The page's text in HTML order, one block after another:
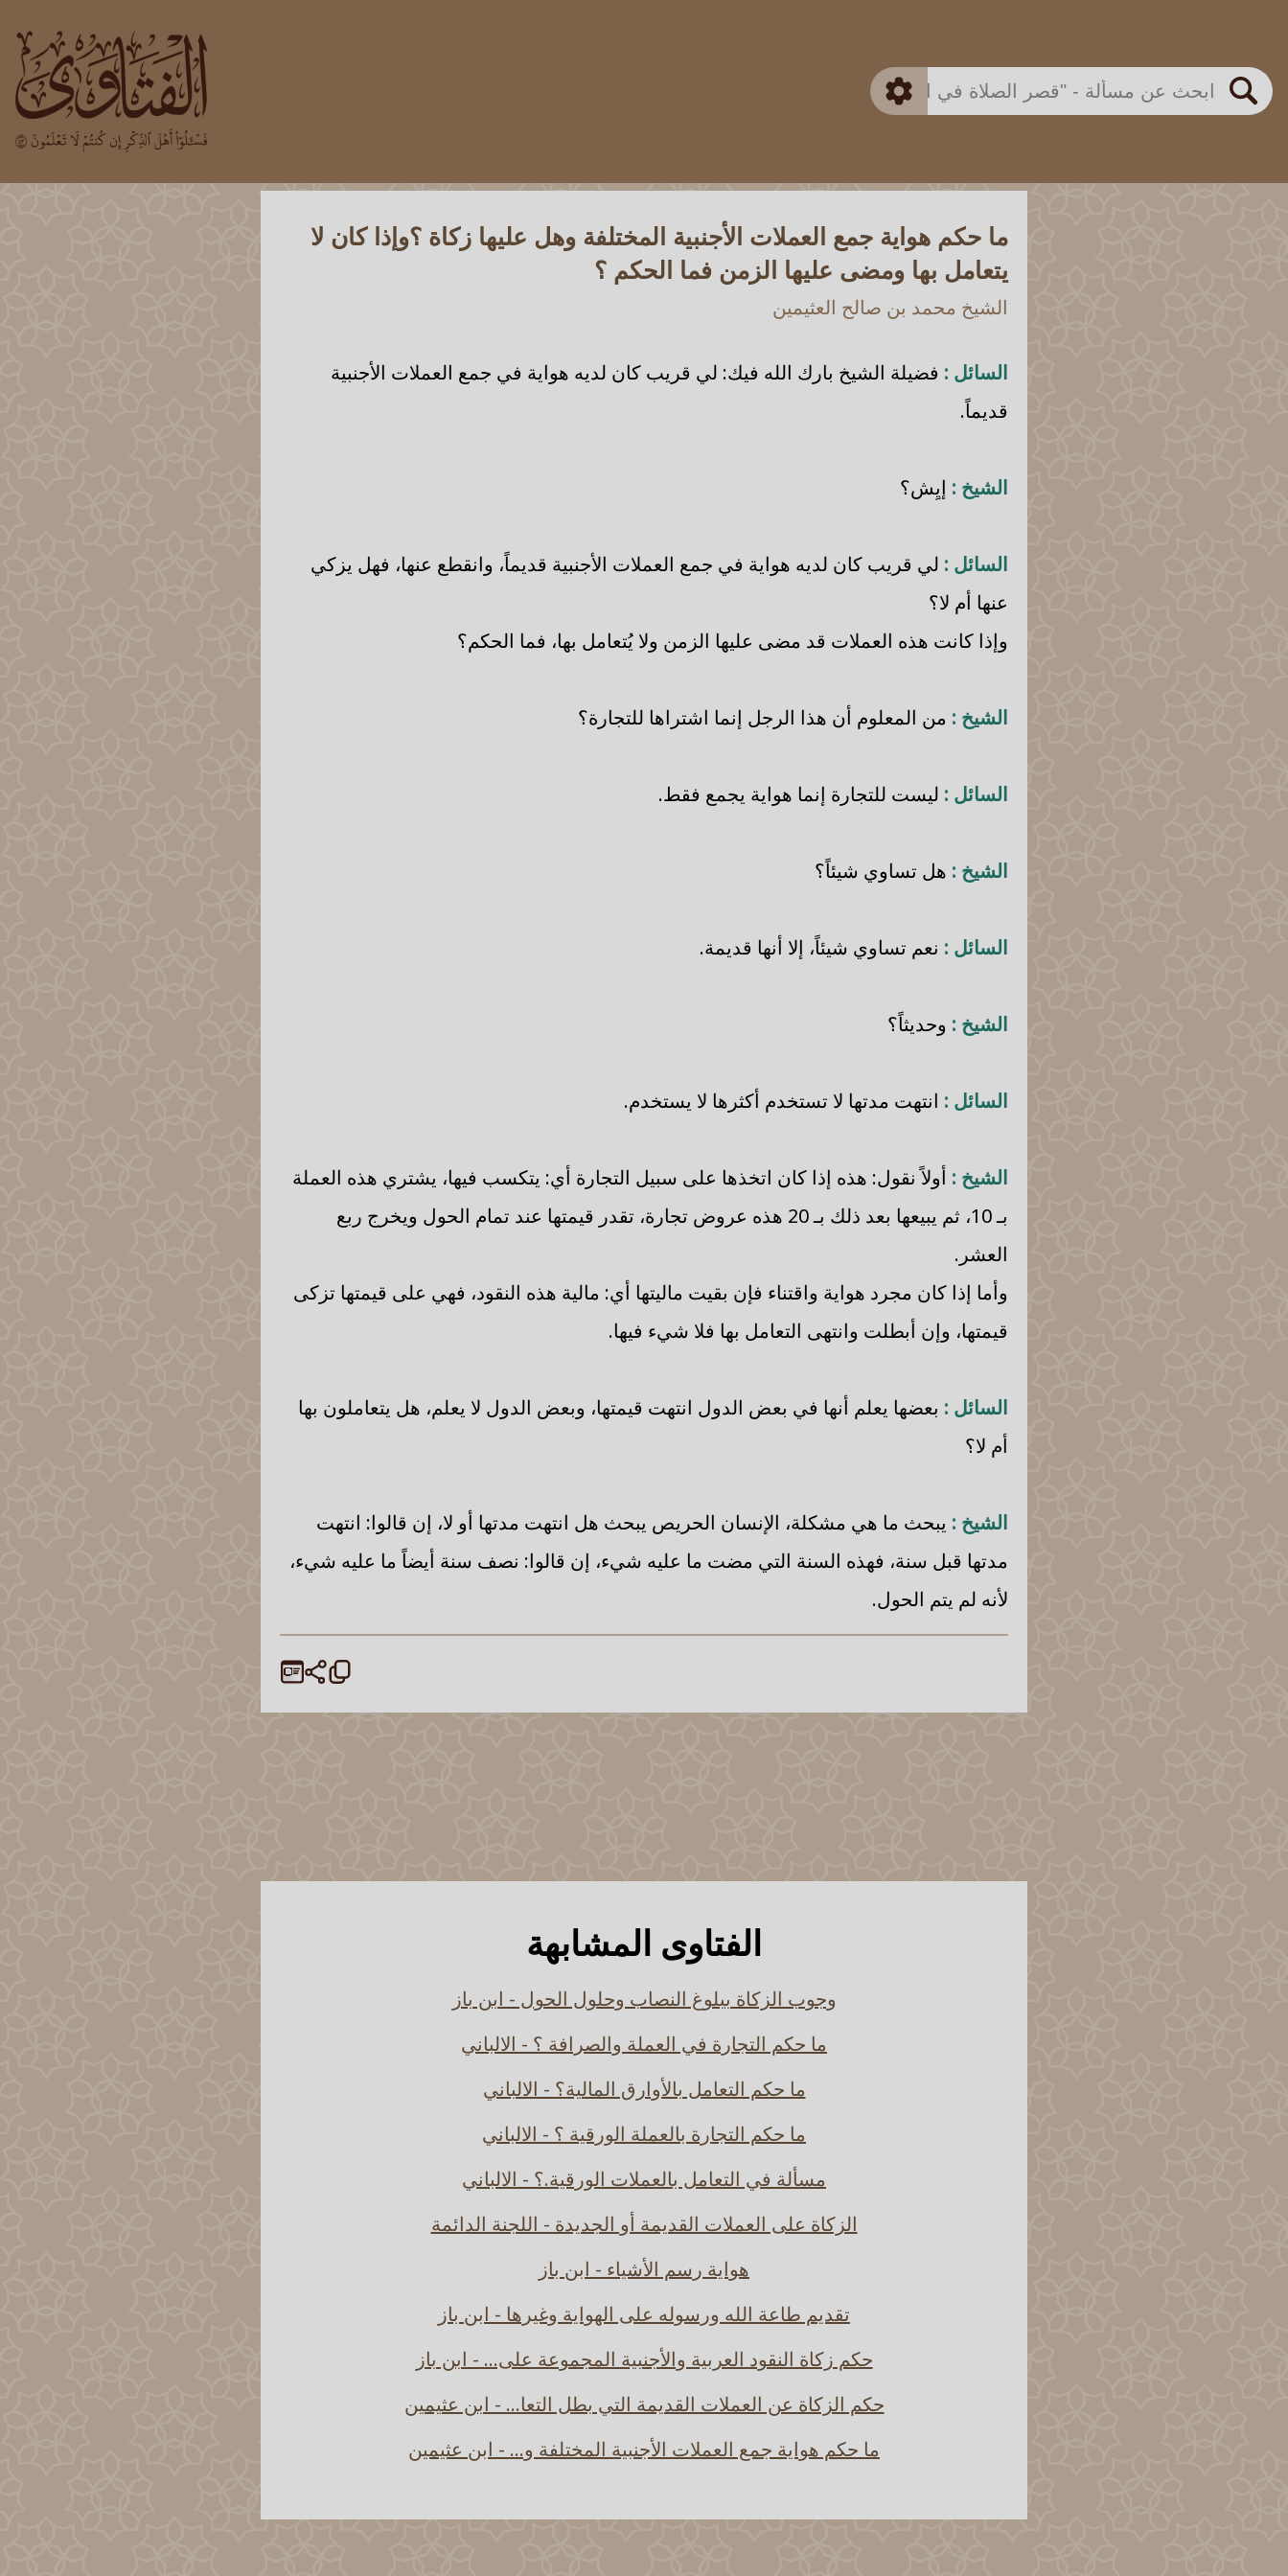
بحث
اللجنة الدائمة
متقدم
ما حكم هواية جمع العملات الأجنبية المختلفة وهل عليها زكاة ؟وإذا كان لا
يتعامل بها ومضى عليها الزمن فما الحكم ؟
الشيخ محمد بن صالح العثيمين
السائل : فضيلة الشيخ بارك الله فيك: لي قريب كان لديه هواية في جمع العملات الأجنبية
قديماً.
الشيخ : إيِش؟
السائل : لي قريب كان لديه هواية في جمع العملات الأجنبية قديماً، وانقطع عنها، فهل يزكي
عنها أم لا؟
وإذا كانت هذه العملات قد مضى عليها الزمن ولا يُتعامل بها، فما الحكم؟
الشيخ : من المعلوم أن هذا الرجل إنما اشتراها للتجارة؟
السائل : ليست للتجارة إنما هواية يجمع فقط.
الشيخ : هل تساوي شيئاً؟
السائل : نعم تساوي شيئاً، إلا أنها قديمة.
الشيخ : وحديثاً؟
السائل : انتهت مدتها لا تستخدم أكثرها لا يستخدم.
الشيخ : أولاً نقول: هذه إذا كان اتخذها على سبيل التجارة أي: يتكسب فيها، يشتري هذه العملة
بـ 10، ثم يبيعها بعد ذلك بـ 20 هذه عروض تجارة، تقدر قيمتها عند تمام الحول ويخرج ربع
العشر.
وأما إذا كان مجرد هواية واقتناء فإن بقيت ماليتها أي: مالية هذه النقود، فهي على قيمتها تزكى
قيمتها، وإن أبطلت وانتهى التعامل بها فلا شيء فيها.
السائل : بعضها يعلم أنها في بعض الدول انتهت قيمتها، وبعض الدول لا يعلم، هل يتعاملون بها
أم لا؟
الشيخ : يبحث ما هي مشكلة، الإنسان الحريص يبحث هل انتهت مدتها أو لا، إن قالوا: انتهت
مدتها قبل سنة، فهذه السنة التي مضت ما عليه شيء، إن قالوا: نصف سنة أيضاً ما عليه شيء،
لأنه لم يتم الحول.
الفتاوى المشابهة
وجوب الزكاة ببلوغ النصاب وحلول الحول - ابن باز
ما حكم التجارة في العملة والصرافة ؟ - الالباني
ما حكم التعامل بالأوارق المالية؟ - الالباني
ما حكم التجارة بالعملة الورقية ؟ - الالباني
مسألة في التعامل بالعملات الورقية.؟ - الالباني
الزكاة على العملات القديمة أو الجديدة - اللجنة الدائمة
هواية رسم الأشياء - ابن باز
تقديم طاعة الله ورسوله على الهواية وغيرها - ابن باز
حكم زكاة النقود العربية والأجنبية المجموعة على... - ابن باز
حكم الزكاة عن العملات القديمة التي بطل التعا... - ابن عثيمين
ما حكم هواية جمع العملات الأجنبية المختلفة و... - ابن عثيمين